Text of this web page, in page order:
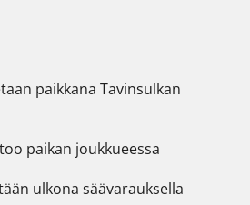
paikkana Tavinsulkan
paikan joukkueessa
ulkona säävarauksella